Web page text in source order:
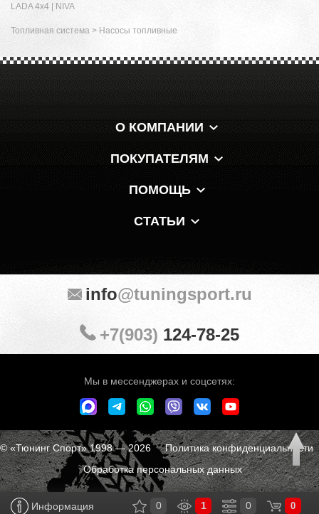
LADA 4x4 | NIVA
Топливная система > Насосы топливные
О КОМПАНИИ
ПОКУПАТЕЛЯМ
ПОМОЩЬ
СТАТЬИ
Мы в мессенджерах и соцсетях:
info@tuningsport.ru
+7(903) 124-78-25
© «Тюнинг Спорт» 1998 — 2026Политика конфиденциальности
Обработка персональных данных
Информация 0
0
1
0